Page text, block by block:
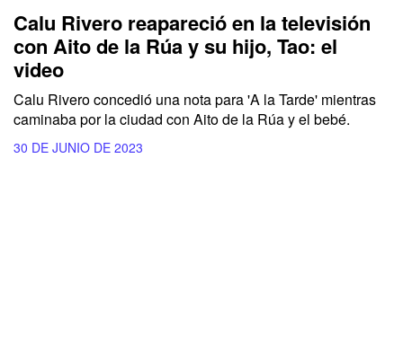
Calu Rivero reapareció en la televisión
con Aito de la Rúa y su hijo, Tao: el
video
Calu Rivero concedió una nota para 'A la Tarde' mientras
caminaba por la ciudad con Aito de la Rúa y el bebé.
30 DE JUNIO DE 2023